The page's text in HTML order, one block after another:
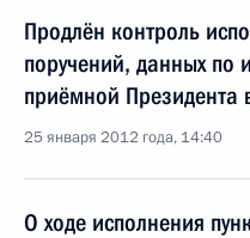
Продлён контроль
поручений, данных по
приёмной Президента
25 января 2012 года, 14:40
О ходе исполнения